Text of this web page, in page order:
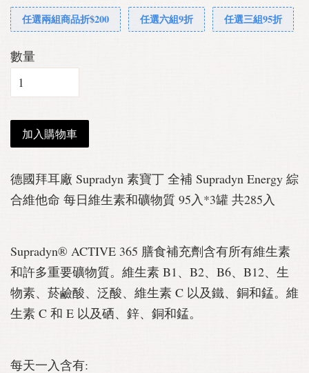
任選兩組商品折$200 任選六組9折 任選三組95折
數量
加入購物車
德國拜耳廠 Supradyn 素寶丁 全補 Supradyn Energy 綜
合維他命 每日維生素和礦物質 95入*3罐 共285入
Supradyn® ACTIVE 365 膳食補充劑含有所有維生素
和許多重要礦物質。維生素 B1、B2、B6、B12、生
物素、菸鹼酸、泛酸、維生素 C 以及鐵、銅和錳。維
生素 C 和 E 以及硒、鋅、銅和錳。
每天一入含有: